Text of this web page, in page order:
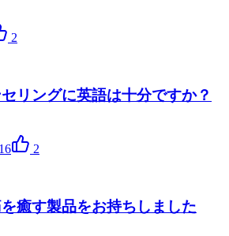
2
リングに英語は十分ですか？
2
癒す製品をお持ちしました